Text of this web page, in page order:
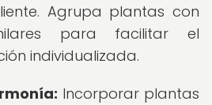
Agrupa plantas con
para facilitar el
individualizada.
Incorporar plantas